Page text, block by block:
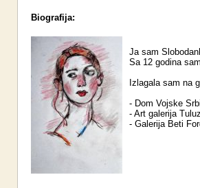
Biografija:
Ja sam
Sa 12 godina
Izlagala sam na
- Dom Vojske
- Art galerija
- Galerija Beti